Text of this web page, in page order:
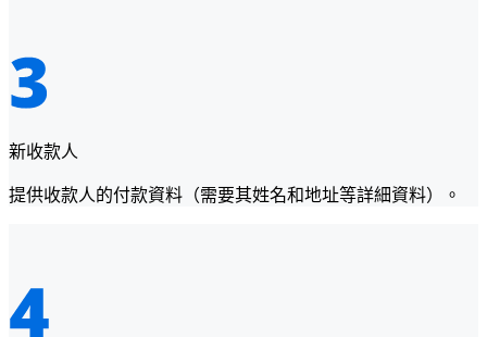
新收款人
提供收款人的付款資料（需要其姓名和地址等詳細資料）。